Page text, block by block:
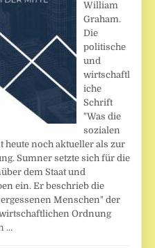
William
Graham.
Die
politische
und
wirtschaftl
iche
Schrift
"Was die
sozialen
heute noch aktueller als zur
Sumner setzte sich für die
dem Staat und
ein. Er beschrieb die
Menschen" der
Ordnung
…